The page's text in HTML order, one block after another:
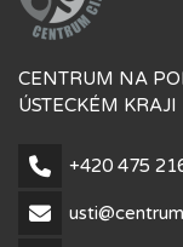
CENTRUM NA
ÚSTECKÉM KRAJI
+420 475